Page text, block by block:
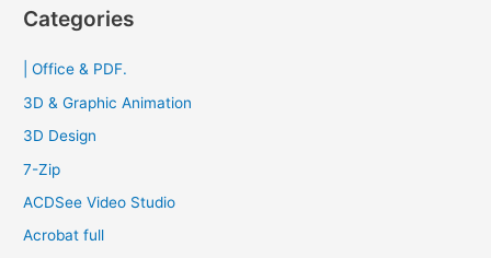
r
f
o
Categories
| Office & PDF.
3D & Graphic Animation
3D Design
7-Zip
ACDSee Video Studio
Acrobat full